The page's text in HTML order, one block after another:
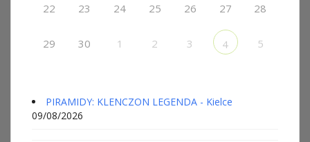
22 23 24 25 26 27 28
29 30 1 2 3 4 5
PIRAMIDY: KLENCZON LEGENDA - Kielce
09/08/2026